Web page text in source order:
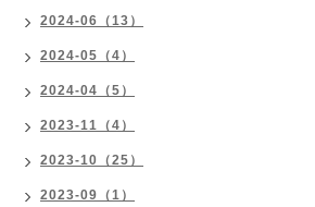
2024-06（13）
2024-05（4）
2024-04（5）
2023-11（4）
2023-10（25）
2023-09（1）